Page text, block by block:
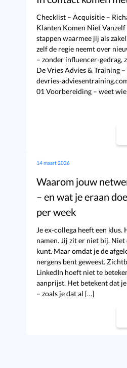
Checklist – Acquisitie –
Klanten Komen Niet Vanzelf
stappen waarmee jij als
zelf de regie neemt over
– zonder influencer-gedrag,
De Vries Advies & Training
devries-
01 Voorbereiding – weet
14 maart 2026
Waarom jouw
– en wat je eraan
per week
Je ex-collega heeft een klus.
namen. Jij zit er niet bij.
kunt. Maar omdat je de
nergens bent geweest.
LinkedIn hoeft niet te
aanprijst. Het betekent dat
– zoals je dat al […]